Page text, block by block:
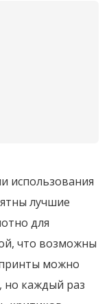
использования
лучшие
для
что возможны
можно
но каждый раз